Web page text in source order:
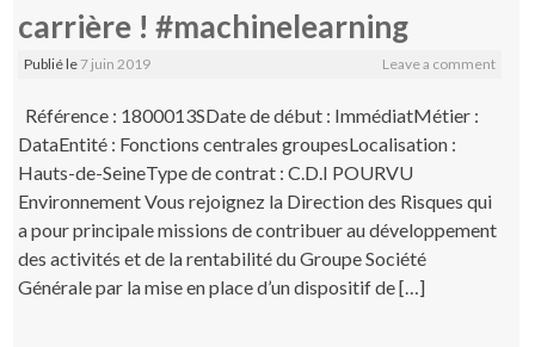
carrière ! #machinelearning
Publié le7 juin 2019 Leave a comment
Référence : 1800013SDate de début : ImmédiatMétier :
DataEntité : Fonctions centrales groupesLocalisation :
Hauts-de-SeineType de contrat : C.D.I POURVU
Environnement Vous rejoignez la Direction des Risques qui
a pour principale missions de contribuer au développement
des activités et de la rentabilité du Groupe Société
Générale par la mise en place d’un dispositif de […]